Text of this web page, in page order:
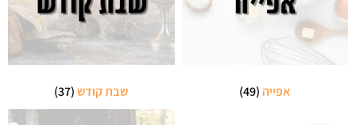
אפייה(49) שבת קודש(37)